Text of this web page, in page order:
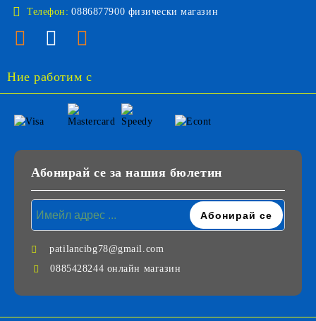
Телефон: 0886877900 физически магазин
Ние работим с
Абонирай се за нашия бюлетин
patilancibg78@gmail.com
0885428244 онлайн магазин